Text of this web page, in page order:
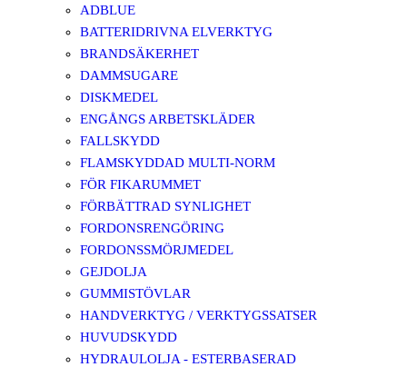
ADBLUE
BATTERIDRIVNA ELVERKTYG
BRANDSÄKERHET
DAMMSUGARE
DISKMEDEL
ENGÅNGS ARBETSKLÄDER
FALLSKYDD
FLAMSKYDDAD MULTI-NORM
FÖR FIKARUMMET
FÖRBÄTTRAD SYNLIGHET
FORDONSRENGÖRING
FORDONSSMÖRJMEDEL
GEJDOLJA
GUMMISTÖVLAR
HANDVERKTYG / VERKTYGSSATSER
HUVUDSKYDD
HYDRAULOLJA - ESTERBASERAD